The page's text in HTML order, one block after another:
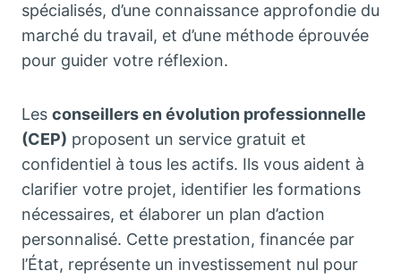
spécialisés, d’une connaissance approfondie du
marché du travail, et d’une méthode éprouvée
pour guider votre réflexion.
Les conseillers en évolution professionnelle
(CEP) proposent un service gratuit et
confidentiel à tous les actifs. Ils vous aident à
clarifier votre projet, identifier les formations
nécessaires, et élaborer un plan d’action
personnalisé. Cette prestation, financée par
l’État, représente un investissement nul pour